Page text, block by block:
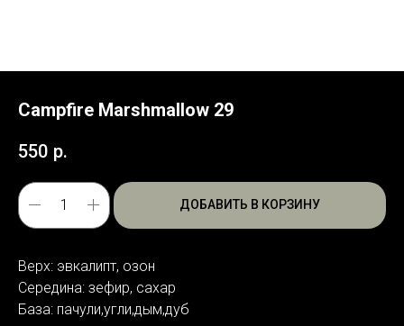
Campfire Marshmallow 29
550 р.
ДОБАВИТЬ В КОРЗИНУ
Верх: эвкалипт, озон
Середина: зефир, сахар
База: пачули,угли,дым,дуб